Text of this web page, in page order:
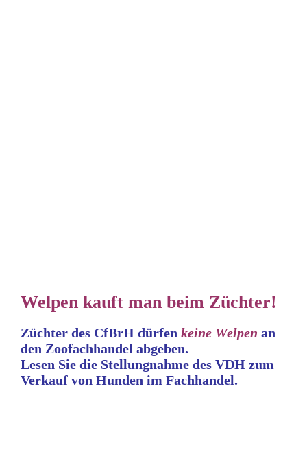
Welpen kauft man beim Züchter!
Züchter des CfBrH dürfen keine Welpen an
den Zoofachhandel abgeben.
Lesen Sie die Stellungnahme des VDH zum
Verkauf von Hunden im Fachhandel.